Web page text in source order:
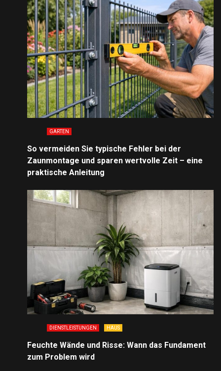
GARTEN
So vermeiden Sie typische Fehler bei der
Zaunmontage und sparen wertvolle Zeit – eine
praktische Anleitung
DIENSTLEISTUNGEN HAUS
Feuchte Wände und Risse: Wann das Fundament
zum Problem wird